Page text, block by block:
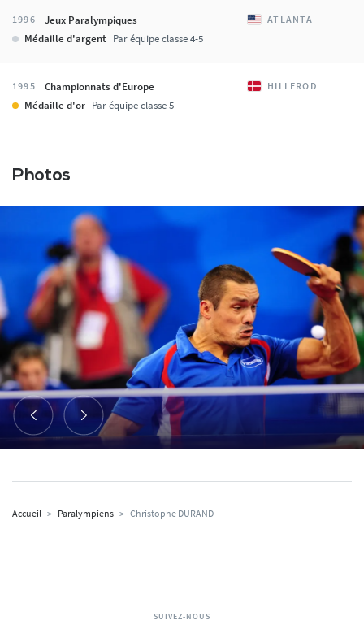
1996 Jeux Paralympiques ATLANTA
Médaille d'argent Par équipe classe 4-5
1995 Championnats d'Europe HILLEROD
Médaille d'or Par équipe classe 5
Photos
Accueil > Paralympiens > Christophe DURAND
SUIVEZ-NOUS